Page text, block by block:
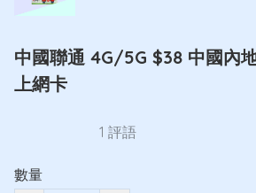
中國聯通 4G/5G $38 中國內
上網卡
1 評語
數量